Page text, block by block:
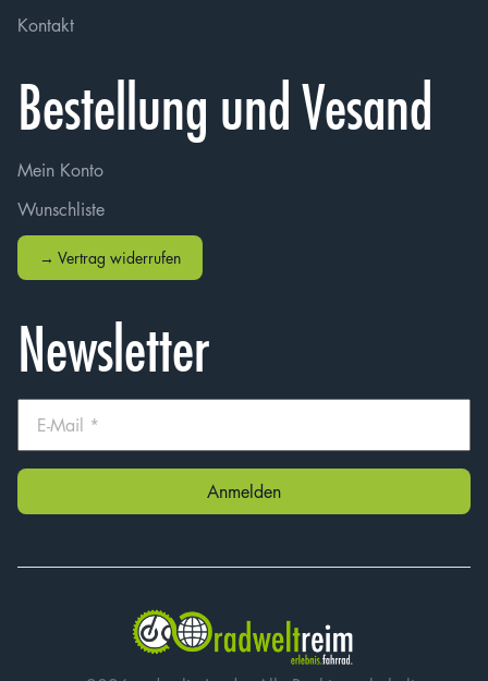
Kontakt
Bestellung und Vesand
Mein Konto
Wunschliste
→ Vertrag widerrufen
Newsletter